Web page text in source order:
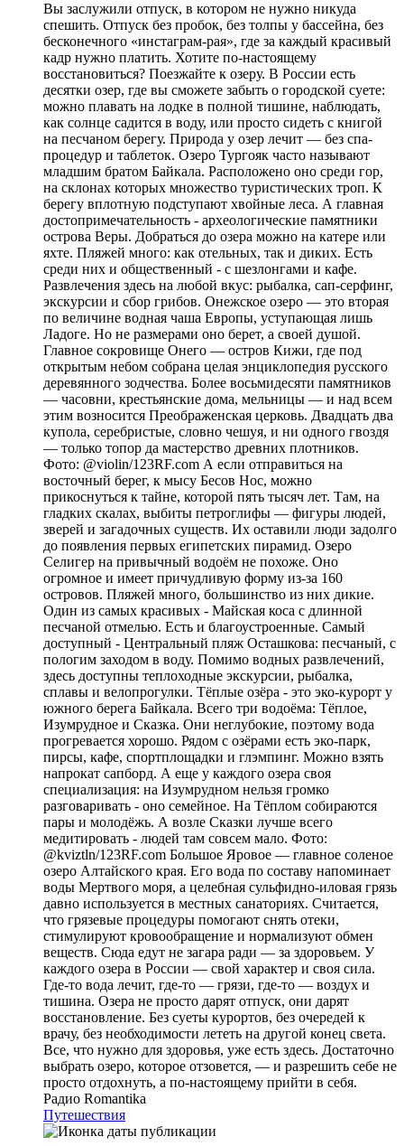
Вы заслужили отпуск, в котором не нужно никуда
спешить. Отпуск без пробок, без толпы у бассейна, без
бесконечного «инстаграм-рая», где за каждый красивый
кадр нужно платить. Хотите по-настоящему
восстановиться? Поезжайте к озеру. В России есть
десятки озер, где вы сможете забыть о городской суете:
можно плавать на лодке в полной тишине, наблюдать,
как солнце садится в воду, или просто сидеть с книгой
на песчаном берегу. Природа у озер лечит — без спа-
процедур и таблеток. Озеро Тургояк часто называют
младшим братом Байкала. Расположено оно среди гор,
на склонах которых множество туристических троп. К
берегу вплотную подступают хвойные леса. А главная
достопримечательность - археологические памятники
острова Веры. Добраться до озера можно на катере или
яхте. Пляжей много: как отельных, так и диких. Есть
среди них и общественный - с шезлонгами и кафе.
Развлечения здесь на любой вкус: рыбалка, сап-серфинг,
экскурсии и сбор грибов. Онежское озеро — это вторая
по величине водная чаша Европы, уступающая лишь
Ладоге. Но не размерами оно берет, а своей душой.
Главное сокровище Онего — остров Кижи, где под
открытым небом собрана целая энциклопедия русского
деревянного зодчества. Более восьмидесяти памятников
— часовни, крестьянские дома, мельницы — и над всем
этим возносится Преображенская церковь. Двадцать два
купола, серебристые, словно чешуя, и ни одного гвоздя
— только топор да мастерство древних плотников.
Фото: @violin/123RF.com А если отправиться на
восточный берег, к мысу Бесов Нос, можно
прикоснуться к тайне, которой пять тысяч лет. Там, на
гладких скалах, выбиты петроглифы — фигуры людей,
зверей и загадочных существ. Их оставили люди задолго
до появления первых египетских пирамид. Озеро
Селигер на привычный водоём не похоже. Оно
огромное и имеет причудливую форму из-за 160
островов. Пляжей много, большинство из них дикие.
Один из самых красивых - Майская коса с длинной
песчаной отмелью. Есть и благоустроенные. Самый
доступный - Центральный пляж Осташкова: песчаный, с
пологим заходом в воду. Помимо водных развлечений,
здесь доступны теплоходные экскурсии, рыбалка,
сплавы и велопрогулки. Тёплые озёра - это эко-курорт у
южного берега Байкала. Всего три водоёма: Тёплое,
Изумрудное и Сказка. Они неглубокие, поэтому вода
прогревается хорошо. Рядом с озёрами есть эко-парк,
пирсы, кафе, спортплощадки и глэмпинг. Можно взять
напрокат сапборд. А еще у каждого озера своя
специализация: на Изумрудном нельзя громко
разговаривать - оно семейное. На Тёплом собираются
пары и молодёжь. А возле Сказки лучше всего
медитировать - людей там совсем мало. Фото:
@kviztln/123RF.com Большое Яровое — главное соленое
озеро Алтайского края. Его вода по составу напоминает
воды Мертвого моря, а целебная сульфидно-иловая грязь
давно используется в местных санаториях. Считается,
что грязевые процедуры помогают снять отеки,
стимулируют кровообращение и нормализуют обмен
веществ. Сюда едут не загара ради — за здоровьем. У
каждого озера в России — свой характер и своя сила.
Где-то вода лечит, где-то — грязи, где-то — воздух и
тишина. Озера не просто дарят отпуск, они дарят
восстановление. Без суеты курортов, без очередей к
врачу, без необходимости лететь на другой конец света.
Все, что нужно для здоровья, уже есть здесь. Достаточно
выбрать озеро, которое отзовется, — и разрешить себе не
просто отдохнуть, а по-настоящему прийти в себя.
Радио Romantika
Путешествия